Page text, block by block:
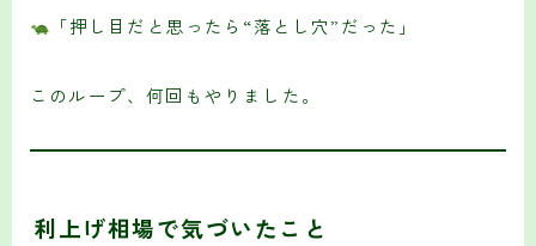
「押し目だと思ったら“落とし穴”だった」
このループ、何回もやりました。
利上げ相場で気づいたこと